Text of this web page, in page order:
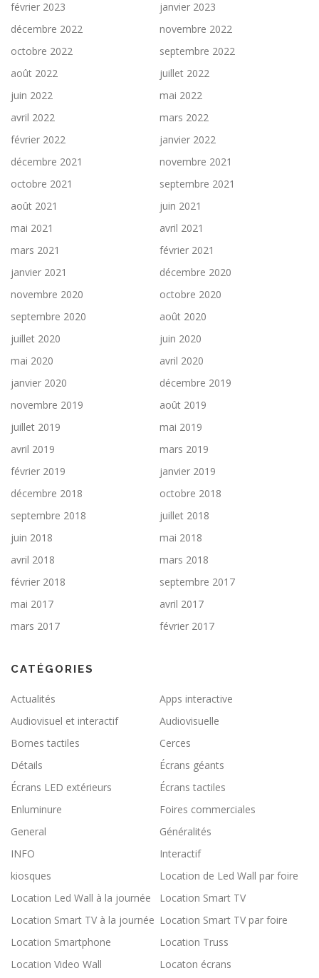
février 2023
janvier 2023
décembre 2022
novembre 2022
octobre 2022
septembre 2022
août 2022
juillet 2022
juin 2022
mai 2022
avril 2022
mars 2022
février 2022
janvier 2022
décembre 2021
novembre 2021
octobre 2021
septembre 2021
août 2021
juin 2021
mai 2021
avril 2021
mars 2021
février 2021
janvier 2021
décembre 2020
novembre 2020
octobre 2020
septembre 2020
août 2020
juillet 2020
juin 2020
mai 2020
avril 2020
janvier 2020
décembre 2019
novembre 2019
août 2019
juillet 2019
mai 2019
avril 2019
mars 2019
février 2019
janvier 2019
décembre 2018
octobre 2018
septembre 2018
juillet 2018
juin 2018
mai 2018
avril 2018
mars 2018
février 2018
septembre 2017
mai 2017
avril 2017
mars 2017
février 2017
CATÉGORIES
Actualités
Apps interactive
Audiovisuel et interactif
Audiovisuelle
Bornes tactiles
Cerces
Détails
Écrans géants
Écrans LED extérieurs
Écrans tactiles
Enluminure
Foires commerciales
General
Généralités
INFO
Interactif
kiosques
Location de Led Wall par foire
Location Led Wall à la journée
Location Smart TV
Location Smart TV à la journée Location Smart TV par foire
Location Smartphone
Location Truss
Location Video Wall
Locaton écrans